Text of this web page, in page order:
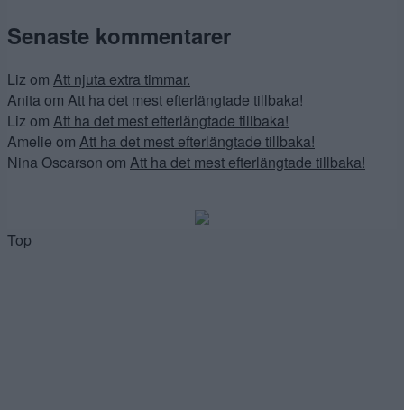
Senaste kommentarer
Liz om Att njuta extra timmar.
Anitaom Att ha det mest efterlängtade tillbaka!
Liz om Att ha det mest efterlängtade tillbaka!
Amelie om Att ha det mest efterlängtade tillbaka!
Nina Oscarson om Att ha det mest efterlängtade tillbaka!
Top